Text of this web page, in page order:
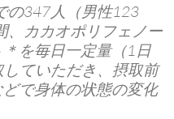
の347人（男性123
、カカオポリフェノー
を毎日一定量（1日
ていただき、摂取前
で身体の状態の変化